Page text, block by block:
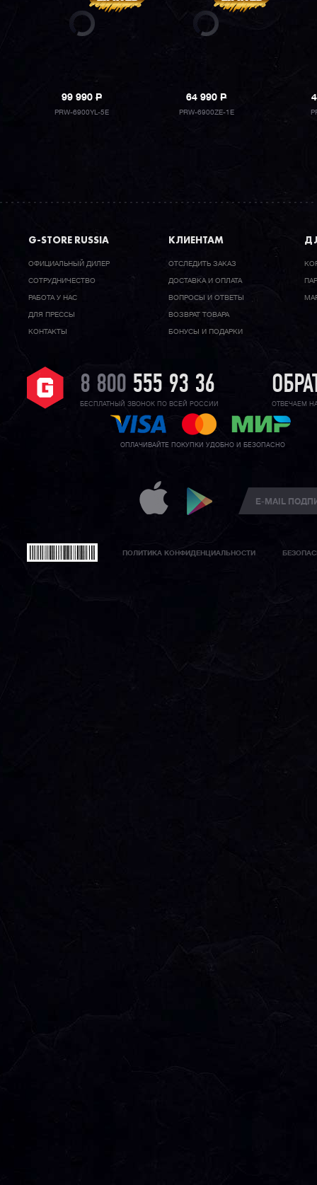
99 990P
PRW-6900YL-5E
64 990P
PRW-6900ZE-1E
G-STORE RUSSIA
ОФИЦИАЛЬНЫЙ ДИЛЕР
CОТРУДНИЧЕСТВО
РАБОТА У НАС
ДЛЯ ПРЕССЫ
КОНТАКТЫ
КЛИЕНТАМ
ОТСЛЕДИТЬ ЗАКАЗ
ДОСТАВКА И ОПЛАТА
ВОПРОСЫ И ОТВЕТЫ
ВОЗВРАТ ТОВАРА
БОНУСЫ И ПОДАРКИ
8 800 555 93 36
БЕСПЛАТНЫЙ ЗВОНОК ПО ВСЕЙ РОССИИ ОТВЕЧАЕМ
ОПЛАЧИВАЙТЕ ПОКУПКИ УДОБНО И БЕЗОПАСНО
ПОЛИТИКА КОНФИДЕНЦИАЛЬНОСТИ